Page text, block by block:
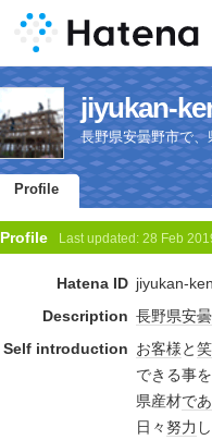
jiyukan-
長野県安曇野市で
Profile
Profile Last updated: 28 Feb
Hatena ID jiyukan-
Description 長野県安
Self introduction お客様と
できる事
県産材で
日々 努力